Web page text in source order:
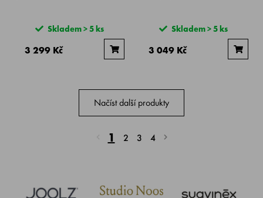
Skladem > 5 ks
3 299 Kč
Skladem > 5 ks
3 049 Kč
Načíst další produkty
1 2 3 4